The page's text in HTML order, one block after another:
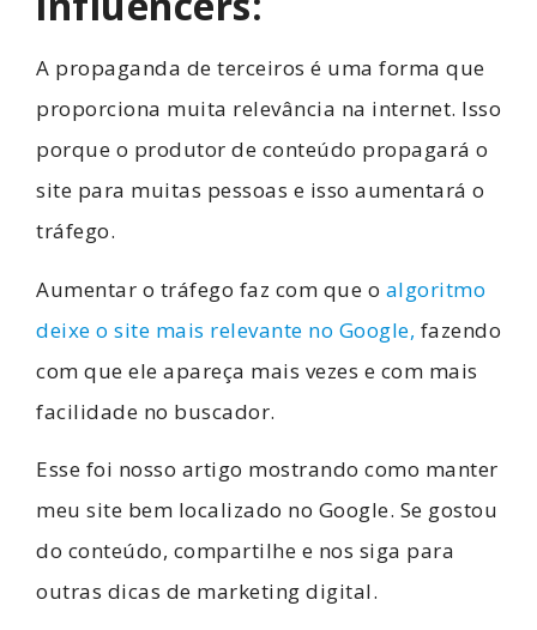
A propaganda de terceiros é uma forma que
proporciona muita relevância na internet. Isso
porque o produtor de conteúdo propagará o
site para muitas pessoas e isso aumentará o
tráfego.
Aumentar o tráfego faz com que o algoritmo
deixe o site mais relevante no Google, fazendo
com que ele apareça mais vezes e com mais
facilidade no buscador.
Esse foi nosso artigo mostrando como manter
meu site bem localizado no Google. Se gostou
do conteúdo, compartilhe e nos siga para
outras dicas de marketing digital.